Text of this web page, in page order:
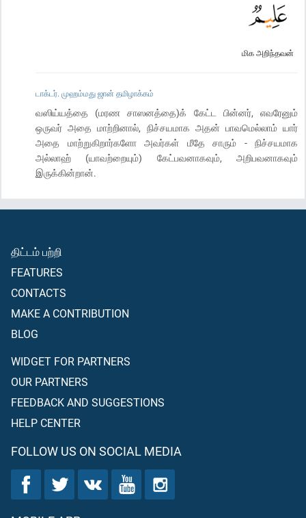
மிக அறிந்தவன்
டாக்டர். முஹம்மது ஜான் தமிழாக்கம்
வஸிய்யத்தை (மரண சாஸனத்தை)க் கேட்ட பின்னர், எவரேனும்
ஒருவர் அதை மாற்றினால், நிச்சயமாக அதன் பாவமெல்லாம் யார்
அதை மாற்றுகிறார்களோ அவர்கள் மீதே சாரும் - நிச்சயமாக
அல்லாஹ் (யாவற்றையும்) கேட்பவனாகவும், அறிபவனாகவும்
இருக்கின்றான்.
திட்டம் பற்றி
FEATURES
CONTACTS
MAKE A CONTRIBUTION
BLOG
WIDGET FOR PARTNERS
OUR PARTNERS
FEEDBACK AND SUGGESTIONS
HELP CENTER
FOLLOW US ON SOCIAL MEDIA